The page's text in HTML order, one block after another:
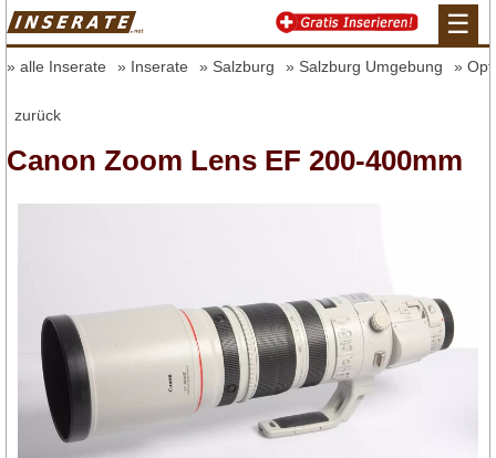
☰
alle Inserate Inserate Salzburg Salzburg Umgebung
zurück
Canon Zoom Lens EF 200-400mm